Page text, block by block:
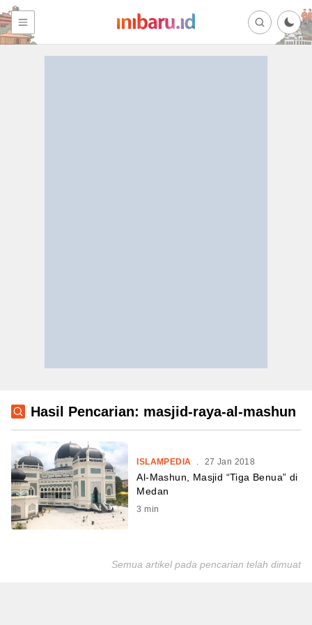
Hasil Pencarian: masjid-raya-al-mashun
ISLAMPEDIA . 27 Jan 2018
Al-Mashun, Masjid “Tiga Benua” di
Medan
3 min
Semua artikel pada pencarian telah dimuat